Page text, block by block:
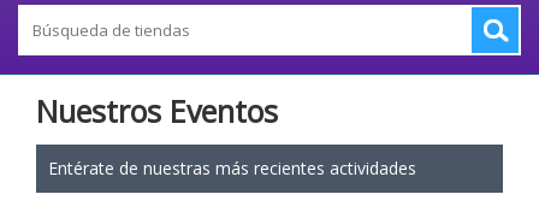
Nuestros Eventos
Entérate de nuestras más recientes actividades